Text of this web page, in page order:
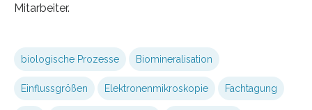
Mitarbeiter.
biologische Prozesse Biomineralisation
Einflussgrößen Elektronenmikroskopie Fachtagung